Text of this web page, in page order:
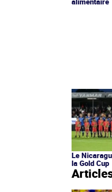
Le
la Gold Cup